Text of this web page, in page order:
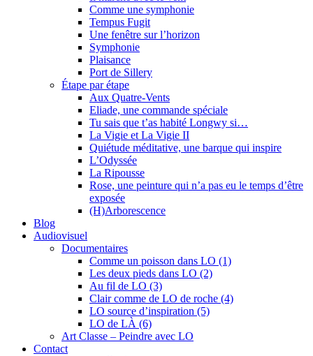
Comme une symphonie
Tempus Fugit
Une fenêtre sur l’horizon
Symphonie
Plaisance
Port de Sillery
Étape par étape
Aux Quatre-Vents
Eliade, une commande spéciale
Tu sais que t’as habité Longwy si…
La Vigie et La Vigie II
Quiétude méditative, une barque qui inspire
L’Odyssée
La Ripousse
Rose, une peinture qui n’a pas eu le temps d’être
exposée
(H)Arborescence
Blog
Audiovisuel
Documentaires
Comme un poisson dans LO (1)
Les deux pieds dans LO (2)
Au fil de LO (3)
Clair comme de LO de roche (4)
LO source d’inspiration (5)
LO de LÀ (6)
Art Classe – Peindre avec LO
Contact